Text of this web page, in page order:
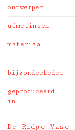
ontwerper
afmetingen
materiaal
bijzonderheden
geproduceerd
in
De Ridge